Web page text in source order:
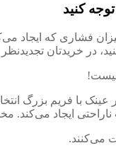
فشاری که ایجاد
در خریدتان تجدیدنظر
عینک با فریم بزرگ
ناراحتی ایجاد می‌کند.
می‌کنند.